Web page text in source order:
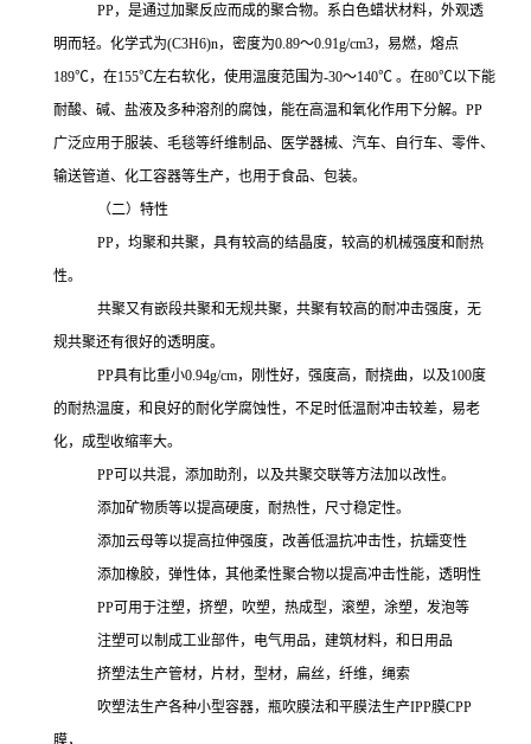
PP，是通过加聚反应而成的聚合物。系白色蜡状材料，外观透
明而轻。化学式为(C3H6)n，密度为0.89～0.91g/cm3，易燃，熔点
189℃，在155℃左右软化，使用温度范围为-30～140℃ 。在80℃以下能
耐酸、碱、盐液及多种溶剂的腐蚀，能在高温和氧化作用下分解。 PP
广泛应用于服装、毛毯等纤维制品、医学器械、汽车、自行车、零件、
输送管道、化工容器等生产，也用于食品、包装。
（二）特性
PP，均聚和共聚，具有较高的结晶度，较高的机械强度和耐热
性。
共聚又有嵌段共聚和无规共聚，共聚有较高的耐冲击强度，无
规共聚还有很好的透明度。
PP具有比重小0.94g/cm，刚性好，强度高，耐挠曲，以及100度
的耐热温度，和良好的耐化学腐蚀性，不足时低温耐冲击较差，易老
化，成型收缩率大。
PP可以共混，添加助剂，以及共聚交联等方法加以改性。
添加矿物质等以提高硬度，耐热性，尺寸稳定性。
添加云母等以提高拉伸强度，改善低温抗冲击性，抗蠕变性
添加橡胶，弹性体，其他柔性聚合物以提高冲击性能，透明性
PP可用于注塑，挤塑，吹塑，热成型，滚塑，涂塑，发泡等
注塑可以制成工业部件，电气用品，建筑材料，和日用品
挤塑法生产管材，片材，型材，扁丝，纤维，绳索
吹塑法生产各种小型容器，瓶吹膜法和平膜法生产IPP膜CPP
膜，